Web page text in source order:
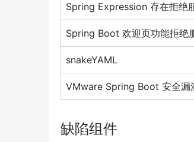
Spring Expression 存在拒绝
Spring Boot 欢迎页功能拒绝
snakeYAML
VMware Spring Boot 安全漏
缺陷组件